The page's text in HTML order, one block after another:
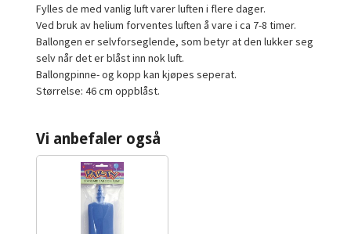
Fylles de med vanlig luft varer luften i flere dager.
Ved bruk av helium forventes luften å vare i ca 7-8 timer.
Ballongen er selvforseglende, som betyr at den lukker seg
selv når det er blåst inn nok luft.
Ballongpinne- og kopp kan kjøpes seperat.
Størrelse: 46 cm oppblåst.
Vi anbefaler også